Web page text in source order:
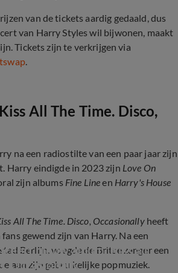
van de tickets aardig gedaald, dus
van Harry Styles wil bijwonen, maakt
Tickets zijn te verkrijgen via
.
tour in Nederland: waar
Kiss All The Time. Disco,
na een radiostilte van een paar jaar zijn
Harry eindigde in 2023 zijn Love On
zijn albums Fine Lineen Harry's House
All The Time. Disco, Occasionallyheeft
gewend zijn van Harry. Na een
Berlijn, voegde de Britse zanger een
aan zijn gebruikelijke popmuziek.
nieuw album 'Kiss all
Occasionally'